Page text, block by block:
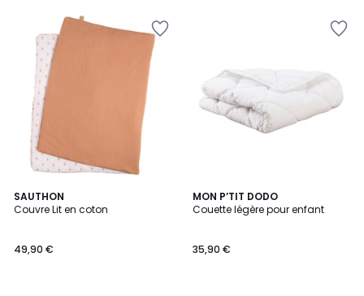
SAUTHON
Couvre Lit en coton
49,90 €
MON P’TIT DODO
Couette légère pour enfant
35,90 €